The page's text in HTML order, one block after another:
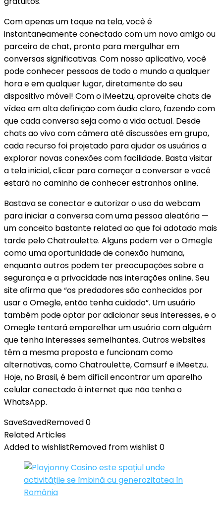
Com apenas um toque na tela, você é
instantaneamente conectado com um novo amigo ou
parceiro de chat, pronto para mergulhar em
conversas significativas. Com nosso aplicativo, você
pode conhecer pessoas de todo o mundo a qualquer
hora e em qualquer lugar, diretamente do seu
dispositivo móvel! Com o iMeetzu, aproveite chats de
vídeo em alta definição com áudio claro, fazendo com
que cada conversa seja como a vida actual. Desde
chats ao vivo com câmera até discussões em grupo,
cada recurso foi projetado para ajudar os usuários a
explorar novas conexões com facilidade. Basta visitar
a tela inicial, clicar para começar a conversar e você
estará no caminho de conhecer estranhos online.
Bastava se conectar e autorizar o uso da webcam
para iniciar a conversa com uma pessoa aleatória —
um conceito bastante related ao que foi adotado mais
tarde pelo Chatroulette. Alguns podem ver o Omegle
como uma oportunidade de conexão humana,
enquanto outros podem ter preocupações sobre a
segurança e a privacidade nas interações online. Seu
site afirma que “os predadores são conhecidos por
usar o Omegle, então tenha cuidado”. Um usuário
também pode optar por adicionar seus interesses, e o
Omegle tentará emparelhar um usuário com alguém
que tenha interesses semelhantes. Outros websites
têm a mesma proposta e funcionam como
alternativas, como Chatroulette, Camsurf e iMeetzu.
Hoje, no Brasil, é bem difícil encontrar um aparelho
celular conectado à internet que não tenha o
WhatsApp.
SaveSavedRemoved0
Related Articles
Added to wishlistRemoved from wishlist 0